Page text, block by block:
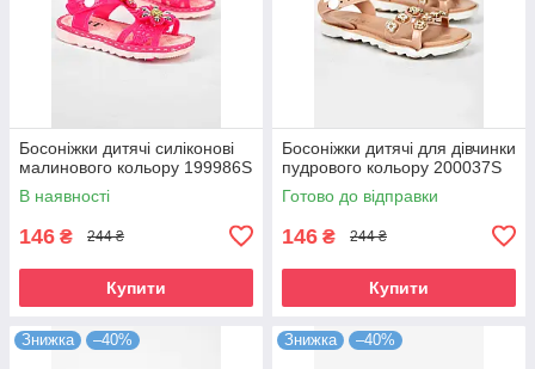
Босоніжки дитячі силіконові
малинового кольору 199986S
В наявності
146 ₴ 244 ₴
Купити
Босоніжки дитячі для дівчинки
пудрового кольору 200037S
Готово до відправки
146 ₴ 244 ₴
Купити
Знижка –40% Знижка –40%